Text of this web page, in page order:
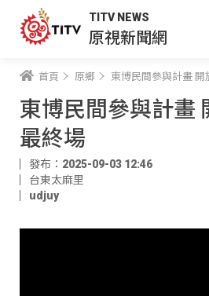
TITV NEWS
原視新聞網
首頁 原鄉 東博民間參與計畫 開
東博民間參與計畫
最終場
發布：2025-09-03 12:46
台東太麻里
udjuy